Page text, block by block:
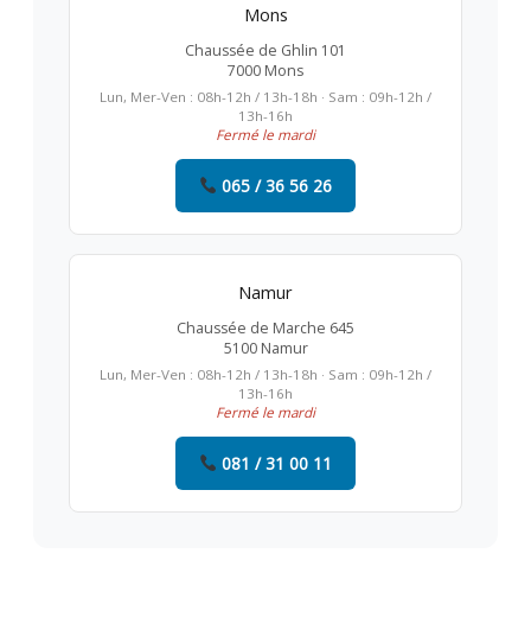
Mons
Chaussée de Ghlin 101
7000 Mons
Lun, Mer-Ven : 08h-12h / 13h-18h · Sam : 09h-12h /
13h-16h
Fermé le mardi
065 / 36 56 26
Namur
Chaussée de Marche 645
5100 Namur
Lun, Mer-Ven : 08h-12h / 13h-18h · Sam : 09h-12h /
13h-16h
Fermé le mardi
081 / 31 00 11